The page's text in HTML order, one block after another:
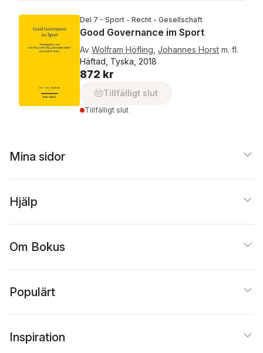
Del 7 - Sport - Recht - Gesellschaft
Good Governance im Sport
Av Wolfram Höfling Johannes Horst m. fl.
Häftad, Tyska, 2018
872 kr
Tillfälligt slut
Tillfälligt slut
Mina sidor
Hjälp
Om Bokus
Populärt
Inspiration